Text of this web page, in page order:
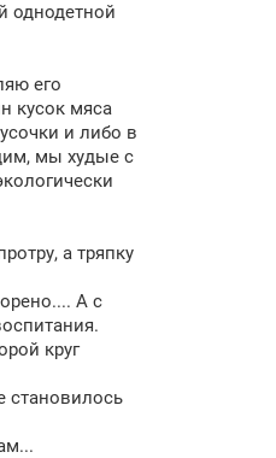
однодетной
его
кусок мяса
и либо в
мы худые с
а тряпку
А с
круг
становилось